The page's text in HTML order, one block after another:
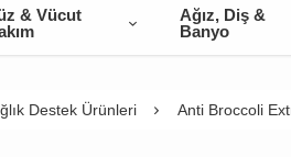
& Vücut
Ağız, Diş &
Banyo
Destek Ürünleri Anti Broccoli